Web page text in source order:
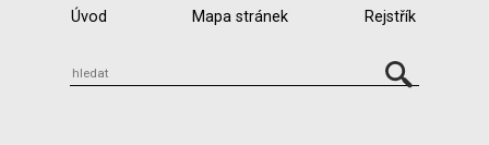
Úvod Mapa stránek Rejstřík